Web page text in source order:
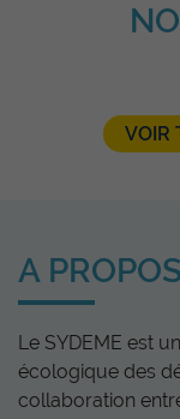
VOIR
A
Le SYDEME est
écologique des
collaboration